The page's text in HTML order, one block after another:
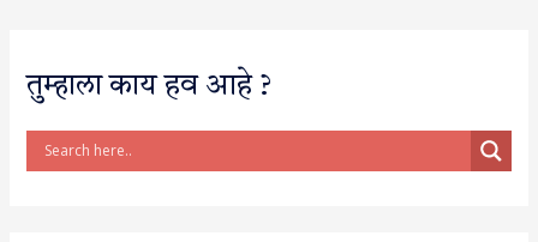
तुम्हाला काय हव आहे ?